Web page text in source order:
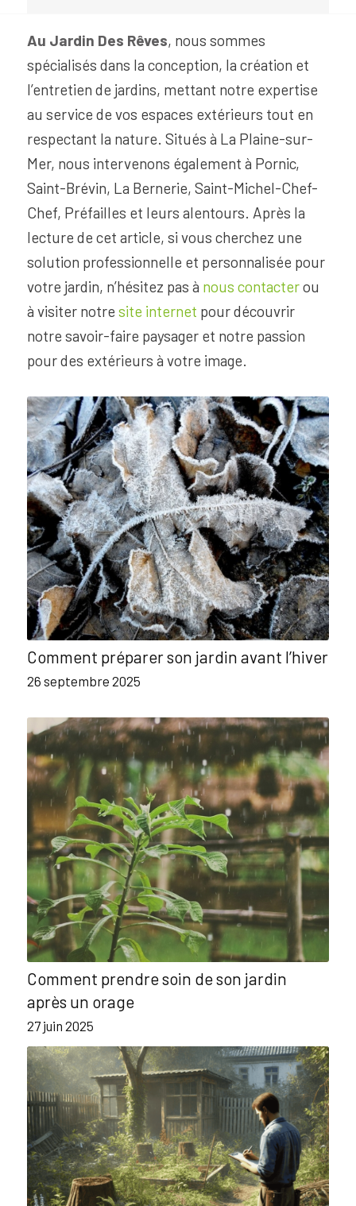
Au Jardin Des Rêves, nous sommes
spécialisés dans la conception, la création et
l’entretien de jardins, mettant notre expertise
au service de vos espaces extérieurs tout en
respectant la nature. Situés à La Plaine-sur-
Mer, nous intervenons également à Pornic,
Saint-Brévin, La Bernerie, Saint-Michel-Chef-
Chef, Préfailles et leurs alentours. Après la
lecture de cet article, si vous cherchez une
solution professionnelle et personnalisée pour
votre jardin, n’hésitez pas à nous contacterou
à visiter notre site internet pour découvrir
notre savoir-faire paysager et notre passion
pour des extérieurs à votre image.
Comment préparer son jardin avant l’hiver
26 septembre 2025
Comment prendre soin de son jardin
après un orage
27 juin 2025